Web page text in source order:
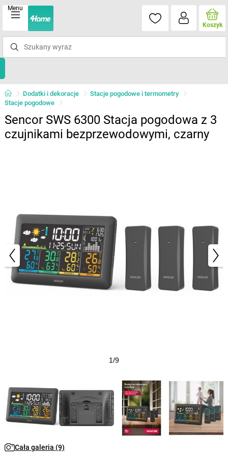
Menu
Koszyk
Dodatki i dekoracje
Stacje pogodowe i termometry
Stacje pogodowe
Sencor SWS 6300 Stacja pogodowa z 3
czujnikami bezprzewodowymi, czarny
1/9
Cała galeria (9)